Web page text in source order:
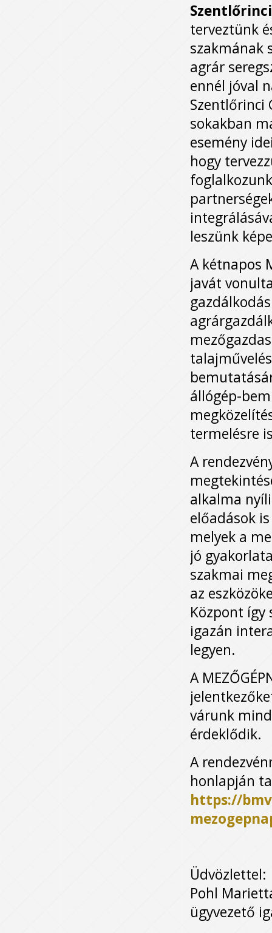
Szentlőrinci
terveztünk
szakmának
agrár
ennél jóval
Szentlőrinci
sokakban
esemény
hogy
leszünk
A kétnapos
javát
állógép-
termelésre
A
alkalma
előadások
melyek a
jó
szakmai
az
Központ így
igazán
legyen.
A
várunk
érdeklődik.
A
honlapján
https://
Üdvözlettel:
Pohl
ügyvezető